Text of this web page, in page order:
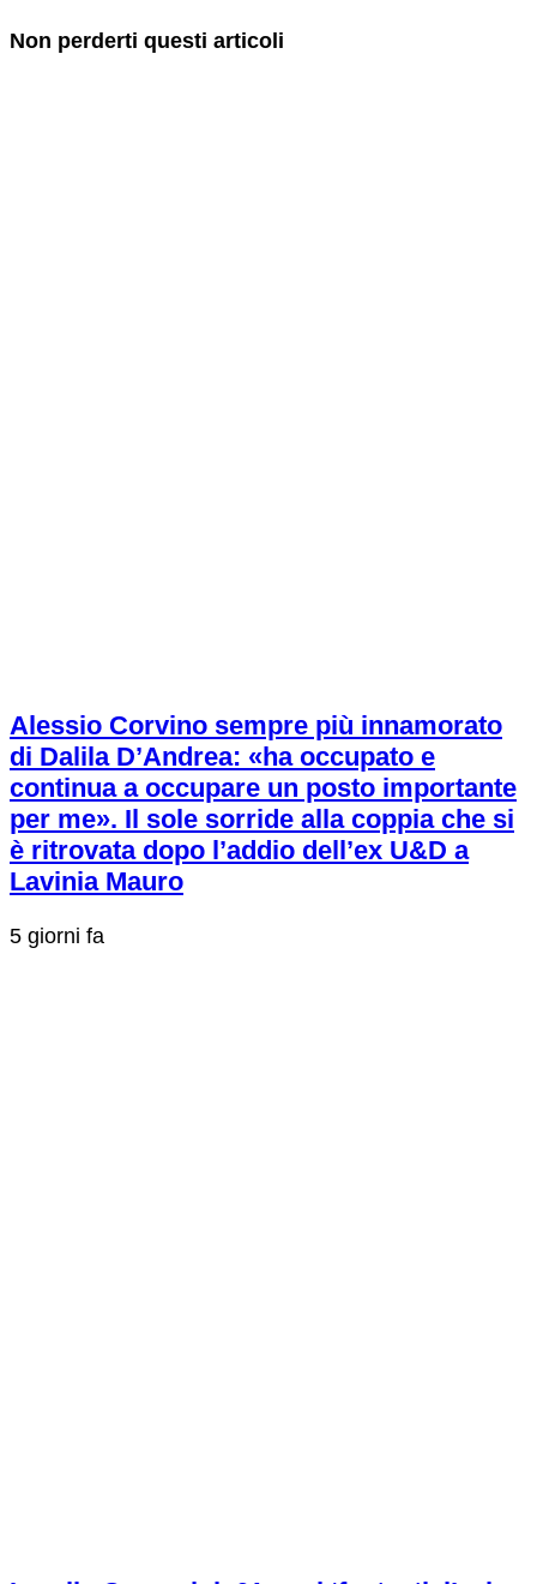
Non perderti questi articoli
Alessio Corvino sempre più innamorato
di Dalila D’Andrea: «ha occupato e
continua a occupare un posto importante
per me». Il sole sorride alla coppia che si
è ritrovata dopo l’addio dell’ex U&D a
Lavinia Mauro
5 giorni fa